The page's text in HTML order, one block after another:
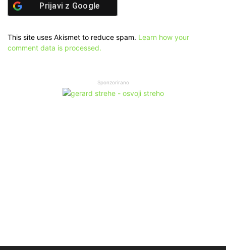
Prijavi z Google
This site uses Akismet to reduce spam. Learn how your
comment data is processed.
Sponzorirano